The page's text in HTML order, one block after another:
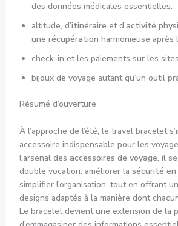
des données médicales essentielles.
altitude, d’itinéraire et d’activité
une récupération harmonieuse après
check-in et les paiements sur les
bijoux de voyage autant qu’un outil
Résumé d’ouverture
À l’approche de l’été, le travel bracelet
accessoire indispensable pour les
l’arsenal des accessoires de voyage, il
double vocation: améliorer la sécurité en
simplifier l’organisation, tout en offrant
designs adaptés à la manière dont
Le bracelet devient une extension de la